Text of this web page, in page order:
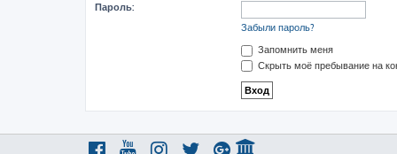
Пароль:
Забыли пароль?
Запомнить меня
Скрыть моё пребывание на